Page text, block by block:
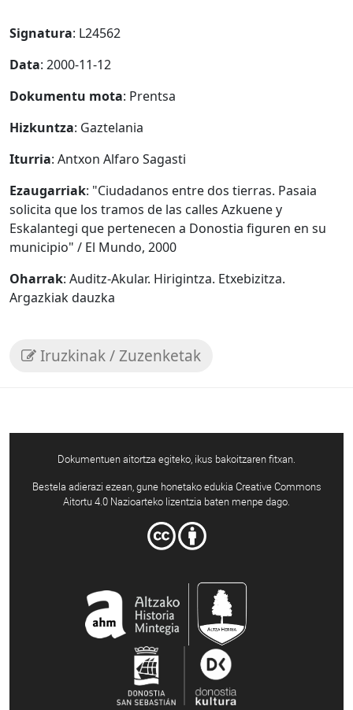
Signatura: L24562
Data: 2000-11-12
Dokumentu mota: Prentsa
Hizkuntza: Gaztelania
Iturria: Antxon Alfaro Sagasti
Ezaugarriak: "Ciudadanos entre dos tierras. Pasaia
solicita que los tramos de las calles Azkuene y
Eskalantegi que pertenecen a Donostia figuren en su
municipio" / El Mundo, 2000
Oharrak: Auditz-Akular. Hirigintza. Etxebizitza.
Argazkiak dauzka
Iruzkinak / Zuzenketak
Dokumentuen aitortza egiteko, ikus bakoitzaren fitxan.
Bestela adierazi ezean, gune honetako edukia Creative Commons
Aitortu 4.0 Nazioarteko lizentzia baten menpe dago.